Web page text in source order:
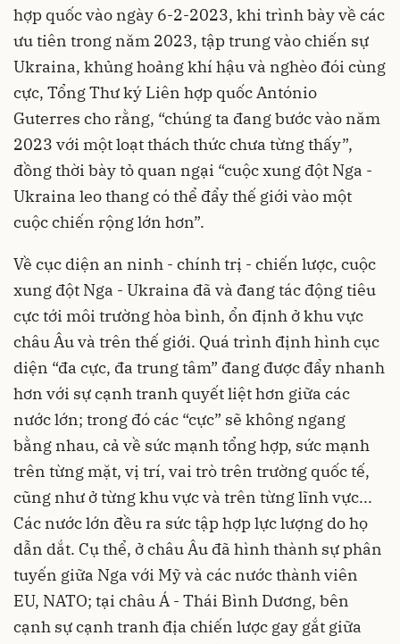
hợp quốc vào ngày 6-2-2023, khi trình bày về các
ưu tiên trong năm 2023, tập trung vào chiến sự
Ukraina, khủng hoảng khí hậu và nghèo đói cùng
cực, Tổng Thư ký Liên hợp quốc António
Guterres cho rằng, “chúng ta đang bước vào năm
2023 với một loạt thách thức chưa từng thấy”,
đồng thời bày tỏ quan ngại “cuộc xung đột Nga -
Ukraina leo thang có thể đẩy thế giới vào một
cuộc chiến rộng lớn hơn”.
Về cục diện an ninh - chính trị - chiến lược, cuộc
xung đột Nga - Ukraina đã và đang tác động tiêu
cực tới môi trường hòa bình, ổn định ở khu vực
châu Âu và trên thế giới. Quá trình định hình cục
diện “đa cực, đa trung tâm” đang được đẩy nhanh
hơn với sự cạnh tranh quyết liệt hơn giữa các
nước lớn; trong đó các “cực” sẽ không ngang
bằng nhau, cả về sức mạnh tổng hợp, sức mạnh
trên từng mặt, vị trí, vai trò trên trường quốc tế,
cũng như ở từng khu vực và trên từng lĩnh vực...
Các nước lớn đều ra sức tập hợp lực lượng do họ
dẫn dắt. Cụ thể, ở châu Âu đã hình thành sự phân
tuyến giữa Nga với Mỹ và các nước thành viên
EU, NATO; tại châu Á - Thái Bình Dương, bên
cạnh sự cạnh tranh địa chiến lược gay gắt giữa